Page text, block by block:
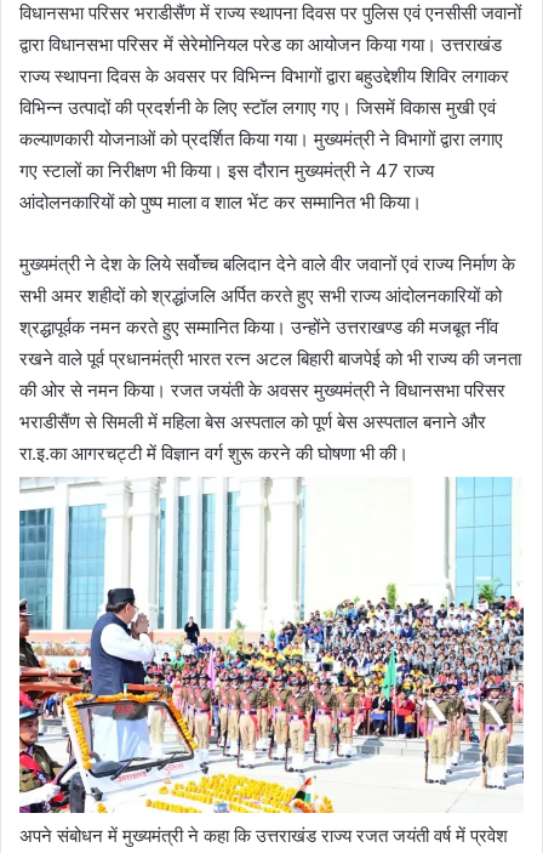
विधानसभा परिसर भराडीसैंण में राज्य स्थापना दिवस पर पुलिस एवं एनसीसी जवानों
द्वारा विधानसभा परिसर में सेरेमोनियल परेड का आयोजन किया गया। उत्तराखंड
राज्य स्थापना दिवस के अवसर पर विभिन्न विभागों द्वारा बहुउद्देशीय शिविर लगाकर
विभिन्न उत्पादों की प्रदर्शनी के लिए स्टॉल लगाए गए। जिसमें विकास मुखी एवं
कल्याणकारी योजनाओं को प्रदर्शित किया गया। मुख्यमंत्री ने विभागों द्वारा लगाए
गए स्टालों का निरीक्षण भी किया। इस दौरान मुख्यमंत्री ने 47 राज्य
आंदोलनकारियों को पुष्प माला व शाल भेंट कर सम्मानित भी किया।
मुख्यमंत्री ने देश के लिये सर्वोच्च बलिदान देने वाले वीर जवानों एवं राज्य निर्माण के
सभी अमर शहीदों को श्रद्धांजलि अर्पित करते हुए सभी राज्य आंदोलनकारियों को
श्रद्धापूर्वक नमन करते हुए सम्मानित किया। उन्होंने उत्तराखण्ड की मजबूत नींव
रखने वाले पूर्व प्रधानमंत्री भारत रत्न अटल बिहारी बाजपेई को भी राज्य की जनता
की ओर से नमन किया। रजत जयंती के अवसर मुख्यमंत्री ने विधानसभा परिसर
भराडीसैंण से सिमली में महिला बेस अस्पताल को पूर्ण बेस अस्पताल बनाने और
रा.इ.का आगरचट्टी में विज्ञान वर्ग शुरू करने की घोषणा भी की।
अपने संबोधन में मुख्यमंत्री ने कहा कि उत्तराखंड राज्य रजत जयंती वर्ष में प्रवेश